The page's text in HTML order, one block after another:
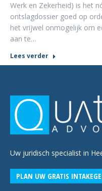
Werk en Zekerheid) is het
ontslagdossier goed op
het vrijwel onmogelijk om
aan te…
Lees verder
Uw juridisch specialist in
PLAN UW GRATIS